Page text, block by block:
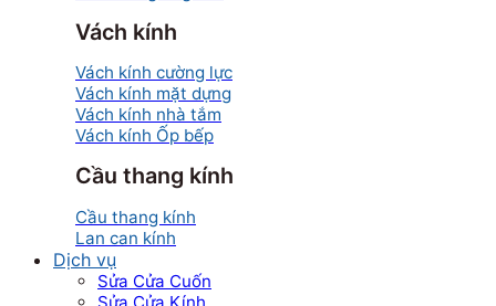
Vách kính
Vách kính cường lực
Vách kính mặt dựng
Vách kính nhà tắm
Vách kính Ốp bếp
Cầu thang kính
Cầu thang kính
Lan can kính
Dịch vụ
Sửa Cửa Cuốn
Sửa Cửa Kính